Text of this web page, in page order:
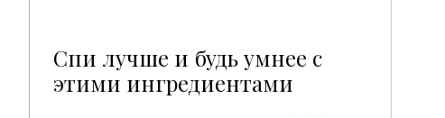
Спи лучше и будь умнее с
этими ингредиентами